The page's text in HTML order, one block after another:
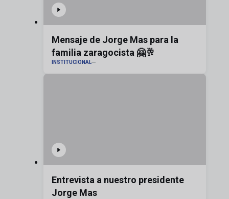
Mensaje de Jorge Mas para la
familia zaragocista 🤗🥂
INSTITUCIONAL
Entrevista a nuestro presidente
Jorge Mas